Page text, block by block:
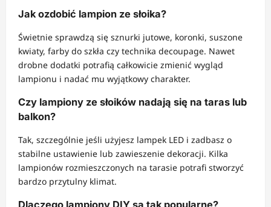
Jak ozdobić lampion ze słoika?
Świetnie sprawdzą się sznurki jutowe, koronki, suszone
kwiaty, farby do szkła czy technika decoupage. Nawet
drobne dodatki potrafią całkowicie zmienić wygląd
lampionu i nadać mu wyjątkowy charakter.
Czy lampiony ze słoików nadają się na taras lub
balkon?
Tak, szczególnie jeśli użyjesz lampek LED i zadbasz o
stabilne ustawienie lub zawieszenie dekoracji. Kilka
lampionów rozmieszczonych na tarasie potrafi stworzyć
bardzo przytulny klimat.